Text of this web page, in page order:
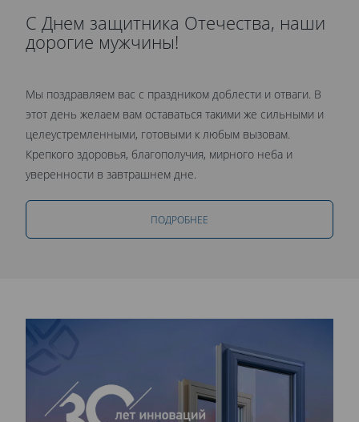
С Днем защитника Отечества, наши
дорогие мужчины!
Мы поздравляем вас с праздником доблести и отваги. В
этот день желаем вам оставаться такими же сильными и
целеустремленными, готовыми к любым вызовам.
Крепкого здоровья, благополучия, мирного неба и
уверенности в завтрашнем дне.
ПОДРОБНЕЕ